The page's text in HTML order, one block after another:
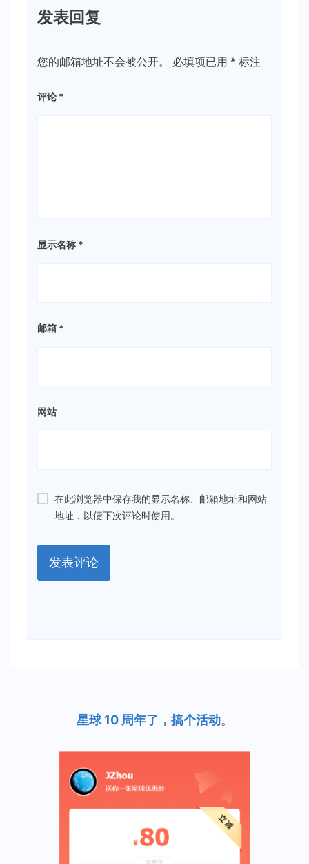
发表回复
您的邮箱地址不会被公开。 必填项已用 * 标注
评论 *
显示名称 *
邮箱 *
网站
在此浏览器中保存我的显示名称、邮箱地址和网站
地址，以便下次评论时使用。
星球 10 周年了，搞个活动。